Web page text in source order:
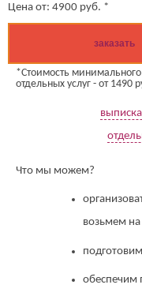
Цена от: 4900 руб. *
заказать
*Стоимость минимального
отдельных услуг - от 1490
Что мы можем?
возьмем
обеспечим